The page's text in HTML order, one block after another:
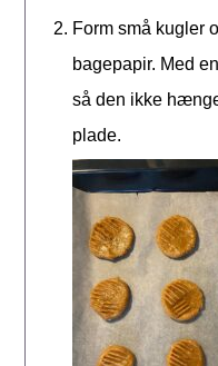
Form små kugler
bagepapir. Med
så den ikke
plade.